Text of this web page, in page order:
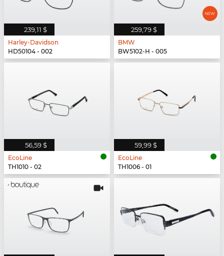
239,11 $
Harley-Davidson
HD50104 - 002
259,79 $
BMW
BW5102-H - 005
56,59 $
EcoLine
TH1010 - 02
59,99 $
EcoLine
TH1006 - 01